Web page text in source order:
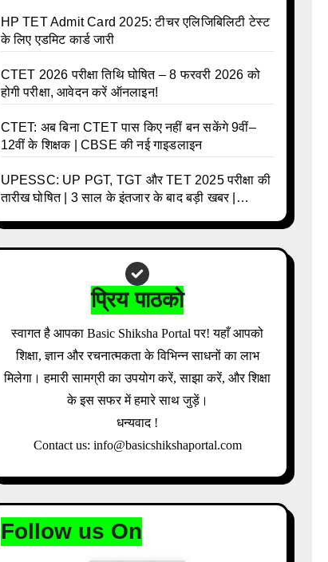
HP TET Admit Card 2025: टीचर एलिजिबिलिटी टेस्ट
के लिए एडमिट कार्ड जारी
CTET 2026 परीक्षा तिथि घोषित – 8 फरवरी 2026 को
होगी परीक्षा, आवेदन करें ऑनलाइन!
CTET: अब बिना CTET पास किए नहीं बन सकेंगे 9वीं–
12वीं के शिक्षक | CBSE की नई गाइडलाइन
UPESSC: UP PGT, TGT और TET 2025 परीक्षा की
तारीख घोषित | 3 साल के इंतजार के बाद बड़ी खबर |
प्रिय पाठको
स्वागत है आपका Basic Shiksha Portal पर! यहाँ आपको
शिक्षा, ज्ञान और रचनात्मकता के विभिन्न साधनों का लाभ
मिलेगा। हमारी सामग्री का उपयोग करें, साझा करें, और शिक्षा
के इस सफर में हमारे साथ जुड़ें।
धन्यवाद !
Contact us: info@basicshikshaportal.com
Follow us On